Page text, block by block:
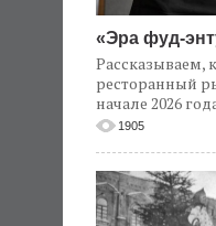
«Эра фуд-
Рассказываем,
ресторанный
начале 2026
1905